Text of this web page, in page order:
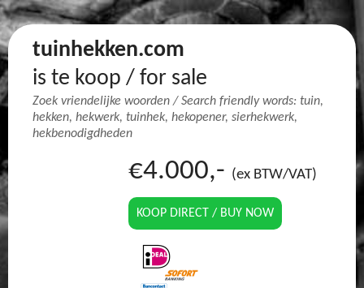
tuinhekken.com
is te koop / for sale
Zoek vriendelijke woorden / Search friendly words: tuin,
hekken, hekwerk, tuinhek, hekopener, sierhekwerk,
hekbenodigdheden
€4.000,- (ex BTW/VAT)
KOOP DIRECT / BUY NOW